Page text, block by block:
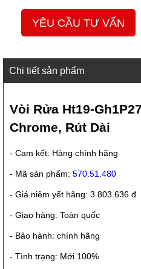
YÊU CẦU TƯ VẤN
Chi tiết sản phẩm
Vòi Rửa Ht19-
Chrome, Rút Dài
- Cam kết: Hàng chính hãng
- Mã sản phẩm: 570.51.480
- Giá niêm yết hãng: 3.803.636 đ
- Giao hàng: Toàn quốc
- Bảo hành: chính hãng
- Tình trạng: Mới 100%